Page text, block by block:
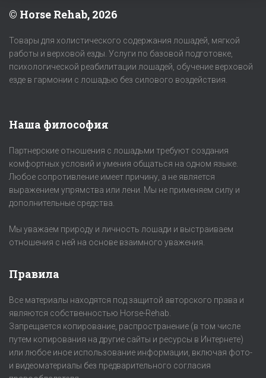
© Horse Rehab, 2026
Товары для холистического содержания лошадей, мягкой
работы и верховой езды. Услуги по базовой подготовке,
психологической реабилитации лошадей, обучение верховой
езде в гармонии с лошадью без силового воздействия.
Наша философия
Партнерские отношения с лошадьми требуют создания
комфортных условий и умения общаться на одном языке.
Любое сопротивление имеет причину, а не является
выражением упрямства или лени. Мы не применяем силу и
дополнительные средства.
Мы уважаем природу и личность лошади и выстраиваем
отношения с ней на основе взаимного уважения.
Правила
Все материалы находятся под защитой авторского права и
являются собственностью Horse-Rehab.
Запрещается копирование, распространение (в том числе
путем копирования на другие сайты и ресурсы в Интернете)
или любое иное использование информации, включая фото-
и видеоматериалы без предварительного согласия